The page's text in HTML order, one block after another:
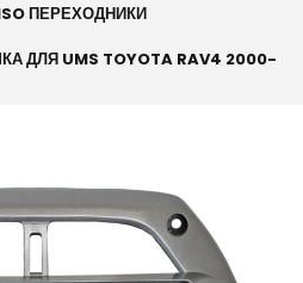
ПЕРЕХОДНИКИ
ДЛЯ UMS TOYOTA RAV4 2000-